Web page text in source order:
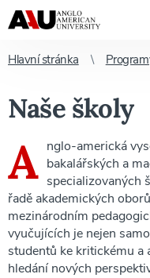
Hlavní stránka
Naše školy
A nglo-americká
bakalářských a
specializovaných
řadě akademických
mezinárodním
vyučujících je nejen
studentů ke kritickému a
hledání nových